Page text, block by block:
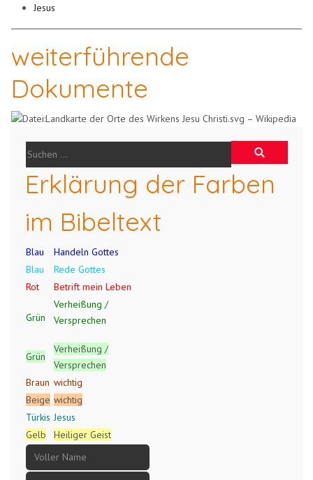
Jesus
weiterführende
Dokumente
Erklärung der Farben
im Bibeltext
Blau
Handeln Gottes
Blau
Rede Gottes
Rot
Betrift mein Leben
Grün
Verheißung /
Versprechen
Grün
Verheißung /
Versprechen
Braun wichtig
Beige wichtig
Türkis Jesus
Gelb
Heiliger Geist